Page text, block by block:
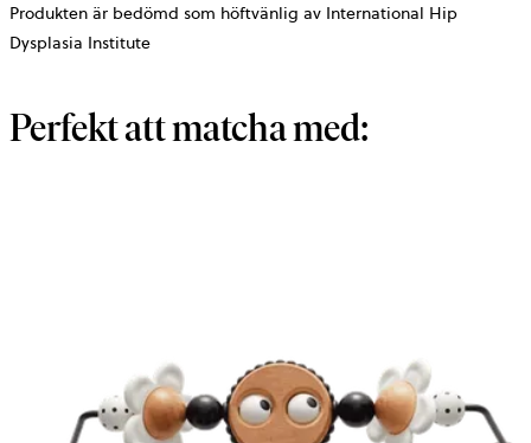
Produkten är bedömd som höftvänlig av International Hip
Dysplasia Institute
Perfekt att matcha med: